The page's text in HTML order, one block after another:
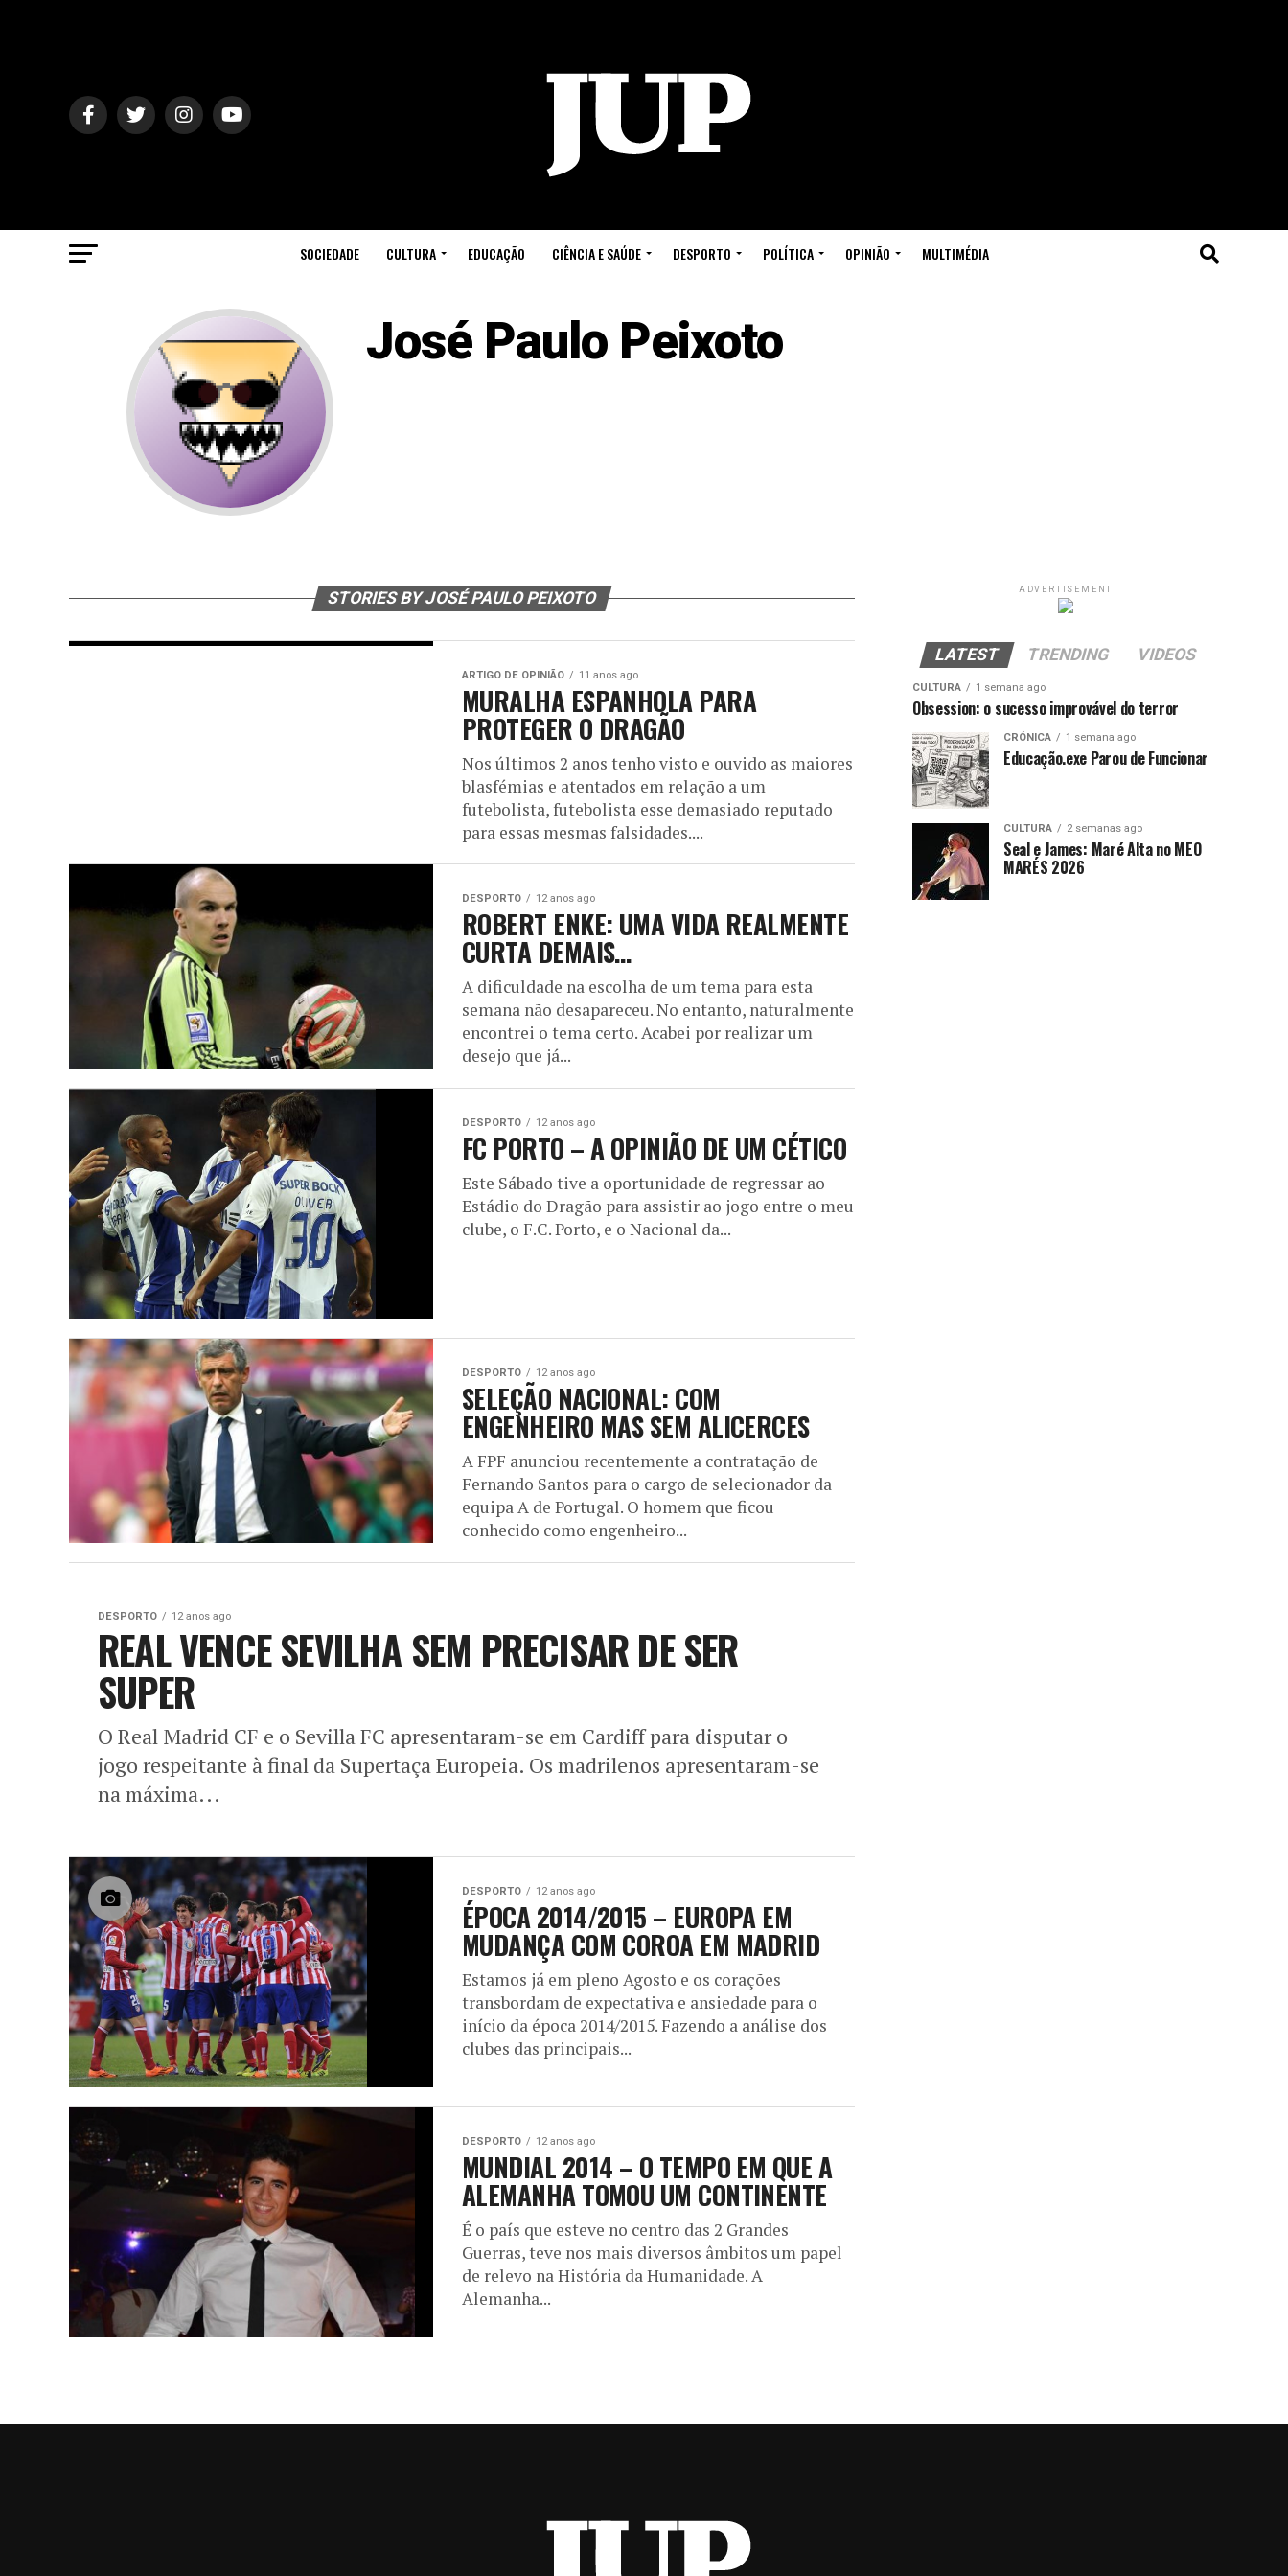
SOCIEDADE CULTURA EDUCAÇÃO CIÊNCIA E SAÚDE DESPORTO POLÍTICA OPINIÃO MULTIMÉDIA
José Paulo Peixoto
STORIES BY JOSÉ PAULO PEIXOTO
ARTIGO DE OPINIÃO 11 anos ago
MURALHA ESPANHOLA PARA
PROTEGER O DRAGÃO
Nos últimos 2 anos tenho visto e ouvido as maiores
blasfémias e atentados em relação a um
futebolista, futebolista esse demasiado reputado
para essas mesmas falsidades....
DESPORTO 12 anos ago
ROBERT ENKE: UMA VIDA REALMENTE
CURTA DEMAIS…
A dificuldade na escolha de um tema para esta
semana não desapareceu. No entanto, naturalmente
encontrei o tema certo. Acabei por realizar um
desejo que já...
DESPORTO 12 anos ago
FC PORTO – A OPINIÃO DE UM CÉTICO
Este Sábado tive a oportunidade de regressar ao
Estádio do Dragão para assistir ao jogo entre o meu
clube, o F.C. Porto, e o Nacional da...
DESPORTO 12 anos ago
SELEÇÃO NACIONAL: COM
ENGENHEIRO MAS SEM ALICERCES
A FPF anunciou recentemente a contratação de
Fernando Santos para o cargo de selecionador da
equipa A de Portugal. O homem que ficou
conhecido como engenheiro...
DESPORTO 12 anos ago
REAL VENCE SEVILHA SEM PRECISAR DE SER
SUPER
O Real Madrid CF e o Sevilla FC apresentaram-se em Cardiff para disputar o
jogo respeitante à final da Supertaça Europeia. Os madrilenos apresentaram-se
na máxima...
DESPORTO 12 anos ago
ÉPOCA 2014/2015 – EUROPA EM
MUDANÇA COM COROA EM MADRID
Estamos já em pleno Agosto e os corações
transbordam de expectativa e ansiedade para o
início da época 2014/2015. Fazendo a análise dos
clubes das principais...
DESPORTO 12 anos ago
MUNDIAL 2014 – O TEMPO EM QUE A
ALEMANHA TOMOU UM CONTINENTE
É o país que esteve no centro das 2 Grandes
Guerras, teve nos mais diversos âmbitos um papel
de relevo na História da Humanidade. A
Alemanha...
ADVERTISEMENT
LATEST TRENDING VIDEOS
CULTURA 1 semana ago
Obsession: o sucesso improvável do terror
CRÓNICA 1 semana ago
Educação.exe Parou de Funcionar
CULTURA 2 semanas ago
Seal e James: Maré Alta no MEO
MARÉS 2026